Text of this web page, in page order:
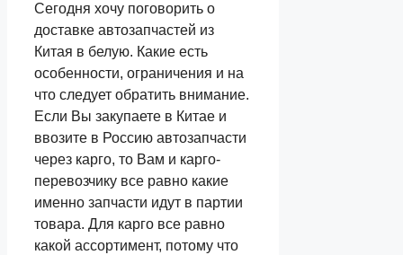
Сегодня хочу поговорить о
доставке автозапчастей из
Китая в белую. Какие есть
особенности, ограничения и на
что следует обратить внимание.
Если Вы закупаете в Китае и
ввозите в Россию автозапчасти
через карго, то Вам и карго-
перевозчику все равно какие
именно запчасти идут в партии
товара. Для карго все равно
какой ассортимент, потому что